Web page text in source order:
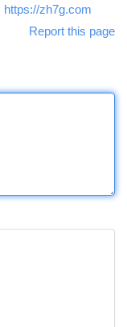
https://zh7g.com
Report this page